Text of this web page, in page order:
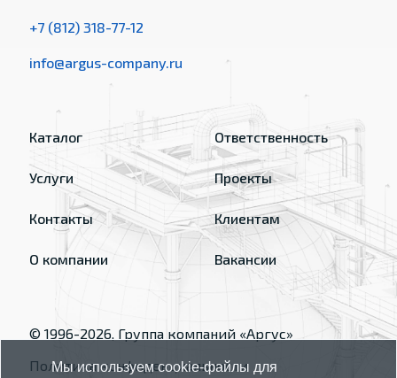
+7 (812) 318-77-12
info@argus-company.ru
Каталог
Услуги
Контакты
О компании
Ответственность
Проекты
Клиентам
Вакансии
© 1996-2026, Группа компаний «Аргус»
Политика конфиденциальности
Мы используем cookie-файлы для